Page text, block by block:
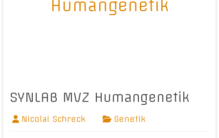
Humangenetik
SYNLAB MVZ Humangenetik
Nicolai Schreck Genetik